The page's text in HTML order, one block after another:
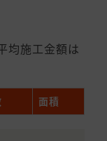
均施工金額は
面積